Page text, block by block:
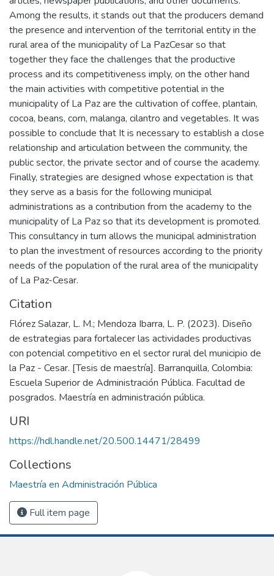
Among the results, it stands out that the producers demand
the presence and intervention of the territorial entity in the
rural area of the municipality of La PazCesar so that
together they face the challenges that the productive
process and its competitiveness imply, on the other hand
the main activities with competitive potential in the
municipality of La Paz are the cultivation of coffee, plantain,
cocoa, beans, corn, malanga, cilantro and vegetables. It was
possible to conclude that It is necessary to establish a close
relationship and articulation between the community, the
public sector, the private sector and of course the academy.
Finally, strategies are designed whose expectation is that
they serve as a basis for the following municipal
administrations as a contribution from the academy to the
municipality of La Paz so that its development is promoted.
This consultancy in turn allows the municipal administration
to plan the investment of resources according to the priority
needs of the population of the rural area of the municipality
of La Paz-Cesar.
Citation
Flórez Salazar, L. M.; Mendoza Ibarra, L. P. (2023). Diseño
de estrategias para fortalecer las actividades productivas
con potencial competitivo en el sector rural del municipio de
la Paz - Cesar. [Tesis de maestría]. Barranquilla, Colombia:
Escuela Superior de Administración Pública. Facultad de
posgrados. Maestría en administración pública.
URI
https://hdl.handle.net/20.500.14471/28499
Collections
Maestría en Administración Pública
Full item page